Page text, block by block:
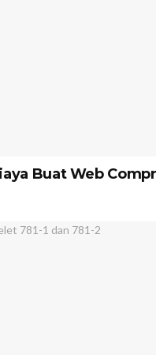
Buat Web